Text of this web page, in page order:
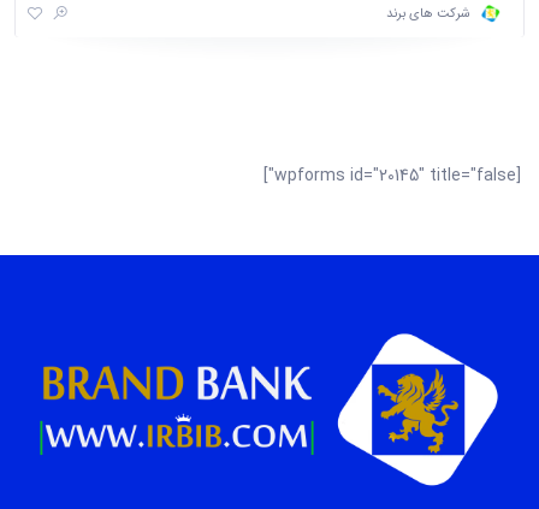
شرکت های برند
[wpforms id="20145" title="false"]